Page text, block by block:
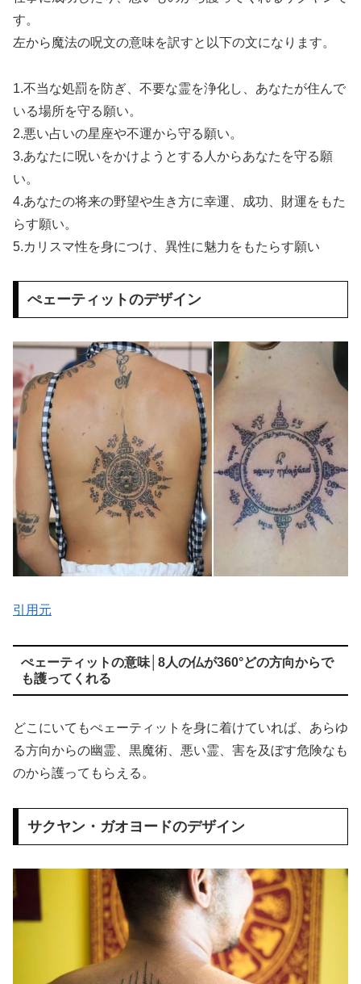
す。
左から魔法の呪文の意味を訳すと以下の文になります。
1.不当な処罰を防ぎ、不要な霊を浄化し、あなたが住んで
いる場所を守る願い。
2.悪い占いの星座や不運から守る願い。
3.あなたに呪いをかけようとする人からあなたを守る願
い。
4.あなたの将来の野望や生き方に幸運、成功、財運をもた
らす願い。
5.カリスマ性を身につけ、異性に魅力をもたらす願い
ぺェーティットのデザイン
引用元
ぺェーティットの意味│8人の仏が360°どの方向からで
も護ってくれる
どこにいてもぺェーティットを身に着けていれば、あらゆ
る方向からの幽霊、黒魔術、悪い霊、害を及ぼす危険なも
のから護ってもらえる。
サクヤン・ガオヨードのデザイン